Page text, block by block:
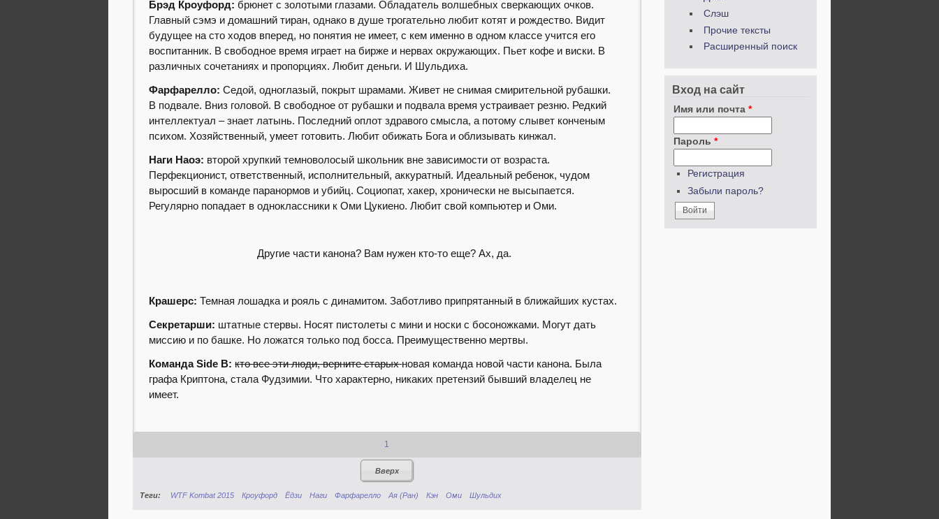
Брэд Кроуфорд:брюнет с золотыми глазами. Обладатель волшебных сверкающих очков.
Главный сэмэ и домашний тиран, однако в душе трогательно любит котят и рождество. Видит
будущее на сто ходов вперед, но понятия не имеет, с кем именно в одном классе учится его
воспитанник. В свободное время играет на бирже и нервах окружающих. Пьет кофе и виски. В
различных сочетаниях и пропорциях. Любит деньги. И Шульдиха.
Фарфарелло: Седой, одноглазый, покрыт шрамами. Живет не снимая смирительной рубашки.
В подвале. Вниз головой. В свободное от рубашки и подвала время устраивает резню. Редкий
интеллектуал – знает латынь. Последний оплот здравого смысла, а потому слывет конченым
психом. Хозяйственный, умеет готовить. Любит обижать Бога и облизывать кинжал.
Наги Наоэ: второй хрупкий темноволосый школьник вне зависимости от возраста.
Перфекционист, ответственный, исполнительный, аккуратный. Идеальный ребенок, чудом
выросший в команде паранормов и убийц. Социопат, хакер, хронически не высыпается.
Регулярно попадает в одноклассники к Оми Цукиено. Любит свой компьютер и Оми.
Другие части канона? Вам нужен кто-то еще? Ах, да.
Крашерс:Темная лошадка и рояль с динамитом. Заботливо припрятанный в ближайших кустах.
Секретарши: штатные стервы. Носят пистолеты с мини и носки с босоножками. Могут дать
миссию и по башке. Но ложатся только под босса. Преимущественно мертвы.
Команда Side B: кто все эти люди, верните старыхновая команда новой части канона. Была
графа Криптона, стала Фудзимии. Что характерно, никаких претензий бывший владелец не
имеет.
1
Вверх
Теги: WTF Kombat 2015 Кроуфорд Ёдзи Наги Фарфарелло Ая (Ран) Кэн Оми Шульдих
Слэш
Прочие тексты
Расширенный поиск
Вход на сайт
Имя или почта *
Пароль *
Регистрация
Забыли пароль?